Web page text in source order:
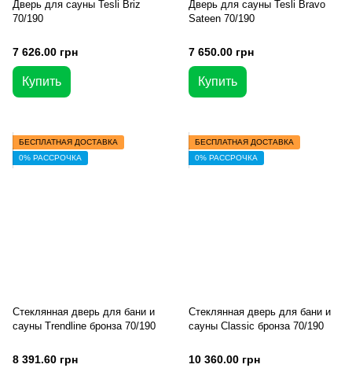
Дверь для сауны Tesli Briz
70/190
7 626.00 грн
Купить
Дверь для сауны Tesli Bravo
Sateen 70/190
7 650.00 грн
Купить
БЕСПЛАТНАЯ ДОСТАВКА
0% РАССРОЧКА
Стеклянная дверь для бани и
сауны Trendline бронза 70/190
8 391.60 грн
БЕСПЛАТНАЯ ДОСТАВКА
0% РАССРОЧКА
Стеклянная дверь для бани и
сауны Classic бронза 70/190
10 360.00 грн